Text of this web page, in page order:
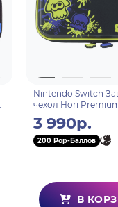
Nintendo Switch
чехол Hori
(Splatoon 3) для
424U)
3 990р.
200 Pop-Баллов
В